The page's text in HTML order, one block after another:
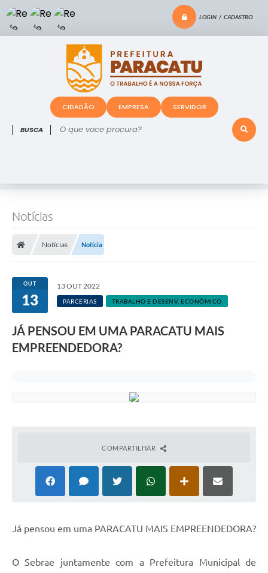
LOGIN / CADASTRO
O que voce procura?
CIDADÃO EMPRESA SERVIDOR
Notícias
Notícias Notícia
OUT
13
13 OUT 2022
PARCERIAS TRABALHO E DESENV. ECONÔMICO
JÁ PENSOU EM UMA PARACATU MAIS
EMPREENDEDORA?
COMPARTILHAR
Já pensou em uma PARACATU MAIS EMPREENDEDORA?
O Sebrae juntamente com a Prefeitura Municipal de